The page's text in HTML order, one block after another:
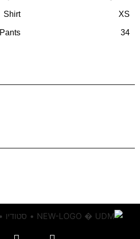
Shirt XS
Pants 34